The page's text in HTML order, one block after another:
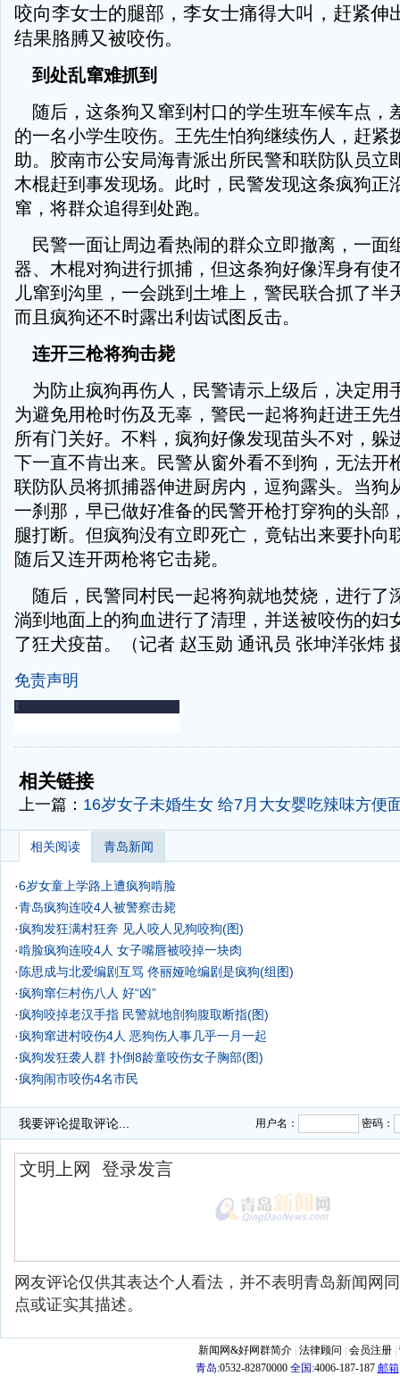
咬向李女士的腿部，李女士痛得大叫，赶紧伸
结果胳膊又被咬伤。
到处乱窜难抓到
随后，这条狗又窜到村口的学生班车候车点，
的一名小学生咬伤。王先生怕狗继续伤人，赶紧
助。胶南市公安局海青派出所民警和联防队员立
木棍赶到事发现场。此时，民警发现这条疯狗正
窜，将群众追得到处跑。
民警一面让周边看热闹的群众立即撤离，一面
器、木棍对狗进行抓捕，但这条狗好像浑身有使
儿窜到沟里，一会跳到土堆上，警民联合抓了半
而且疯狗还不时露出利齿试图反击。
连开三枪将狗击毙
为防止疯狗再伤人，民警请示上级后，决定用
为避免用枪时伤及无辜，警民一起将狗赶进王先
所有门关好。不料，疯狗好像发现苗头不对，躲
下一直不肯出来。民警从窗外看不到狗，无法开
联防队员将抓捕器伸进厨房内，逗狗露头。当狗
一刹那，早已做好准备的民警开枪打穿狗的头部
腿打断。但疯狗没有立即死亡，竟钻出来要扑向
随后又连开两枪将它击毙。
随后，民警同村民一起将狗就地焚烧，进行了
淌到地面上的狗血进行了清理，并送被咬伤的妇
了狂犬疫苗。（记者 赵玉勋 通讯员 张坤洋张炜
免责声明
-
相关链接
上一篇： 16岁女子未婚生女 给7月大女婴吃辣味方便
相关阅读 青岛新闻
·6岁女童上学路上遭疯狗啃脸
·青岛疯狗连咬4人被警察击毙
·疯狗发狂满村狂奔 见人咬人见狗咬狗(图)
·啃脸疯狗连咬4人 女子嘴唇被咬掉一块肉
· 陈思成与北爱编剧互骂 佟丽娅呛编剧是疯狗(组图)
·疯狗窜仨村伤八人 好“凶”
·疯狗咬掉老汉手指 民警就地剖狗腹取断指(图)
·疯狗窜进村咬伤4人 恶狗伤人事几乎一月一起
·疯狗发狂袭人群 扑倒8龄童咬伤女子胸部(图)
·疯狗闹市咬伤4名市民
我要评论提取评论... 用户名： 密码：
网友评论仅供其表达个人看法，并不表明青岛新闻网
点或证实其描述。